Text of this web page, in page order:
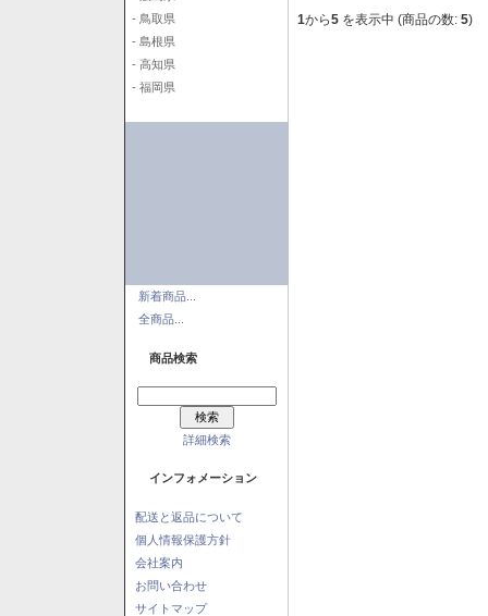
- 鳥取県
- 島根県
- 高知県
- 福岡県
新着商品...
全商品...
商品検索
詳細検索
インフォメーション
配送と返品について
個人情報保護方針
会社案内
お問い合わせ
サイトマップ
1から5 を表示中 (商品の数: 5)